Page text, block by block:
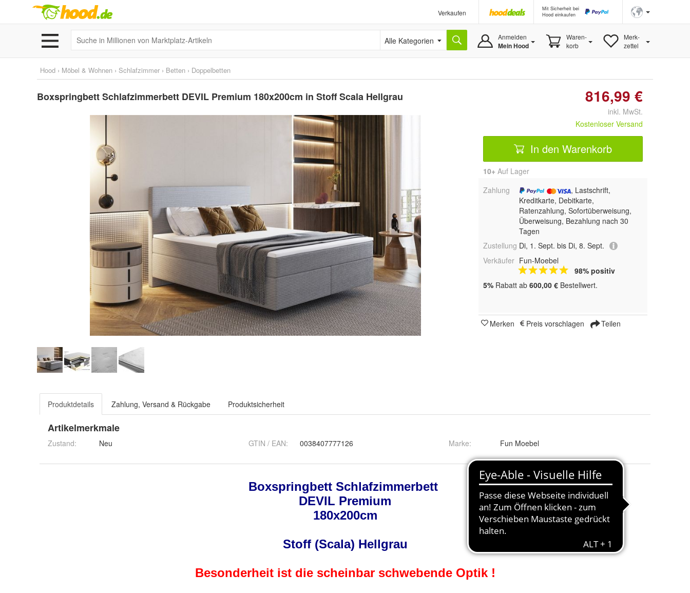
Verkaufen
Mit Sicherheit bei
Hood einkaufen
Alle Kategorien Anmelden
Mein Hood
Waren-
korb
Merk-
zettel
Hood › Möbel & Wohnen › Schlafzimmer › Betten › Doppelbetten
Boxspringbett Schlafzimmerbett DEVIL Premium 180x200cm in Stoff Scala Hellgrau 816,99 €
inkl. MwSt.
Kostenloser Versand
In den Warenkorb
10+ Auf Lager
Zahlung
, Lastschrift,
Kreditkarte, Debitkarte,
Ratenzahlung, Sofortüberweisung,
Überweisung, Bezahlung nach 30
Tagen
Zustellung Di, 1. Sept. bis Di, 8. Sept.
Verkäufer Fun-Moebel
98% positiv
5% Rabatt ab 600,00 € Bestellwert.
Merken Preis vorschlagen Teilen
Produktdetails Zahlung, Versand & Rückgabe Produktsicherheit
Artikelmerkmale
Zustand: Neu GTIN / EAN: 0038407777126 Marke: Fun Moebel